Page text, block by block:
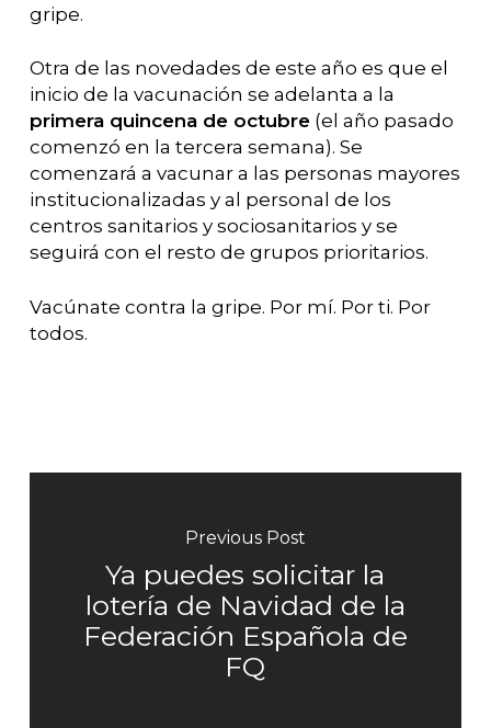
gripe.
Otra de las novedades de este año es que el
inicio de la vacunación se adelanta a la
primera quincena de octubre(el año pasado
comenzó en la tercera semana). Se
comenzará a vacunar a las personas mayores
institucionalizadas y al personal de los
centros sanitarios y sociosanitarios y se
seguirá con el resto de grupos prioritarios.
Vacúnate contra la gripe. Por mí. Por ti. Por
todos.
Previous Post
Ya puedes solicitar la
lotería de Navidad de la
Federación Española de
FQ